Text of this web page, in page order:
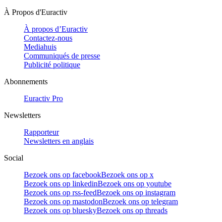
À Propos d'Euractiv
À propos d’Euractiv
Contactez-nous
Mediahuis
Communiqués de presse
Publicité politique
Abonnements
Euractiv Pro
Newsletters
Rapporteur
Newsletters en anglais
Social
Bezoek ons op facebookBezoek ons op x
Bezoek ons op linkedinBezoek ons op youtube
Bezoek ons op rss-feedBezoek ons op instagram
Bezoek ons op mastodonBezoek ons op telegram
Bezoek ons op blueskyBezoek ons op threads